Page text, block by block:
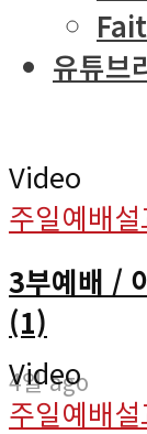
유튜브
Video
주일예배설
3부예배 /
(1)
4일 ago
Video
주일예배설